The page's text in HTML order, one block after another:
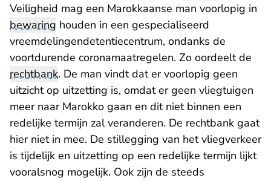
Veiligheid mag een Marokkaanse man voorlopig in
bewaring houden in een gespecialiseerd
vreemdelingendetentiecentrum, ondanks de
voortdurende coronamaatregelen. Zo oordeelt de
rechtbank. De man vindt dat er voorlopig geen
uitzicht op uitzetting is, omdat er geen vliegtuigen
meer naar Marokko gaan en dit niet binnen een
redelijke termijn zal veranderen. De rechtbank gaat
hier niet in mee. De stillegging van het vliegverkeer
is tijdelijk en uitzetting op een redelijke termijn lijkt
vooralsnog mogelijk. Ook zijn de steeds